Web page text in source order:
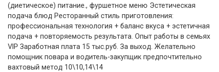
(диетическое) питание., фуршетное меню Эстетическая
подача блюд Ресторанный стиль приготовления:
профессиональная технология + баланс вкуса + эстетичная
подача + повторяемость результата. Опыт работы в семьях
VIP Заработная плата 15 тыс.руб. За выход. Желательно
помощник повара и водитель-закупщик предпочтительно
вахтовый метод 10\10,14\14